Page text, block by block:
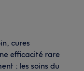
cures
efficacité rare
: les soins du